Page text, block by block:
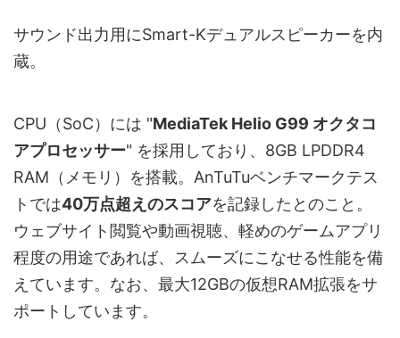
サウンド出力用にSmart-Kデュアルスピーカーを内
蔵。
CPU（SoC）には "MediaTek Helio G99 オクタコ
アプロセッサー" を採用しており、8GB LPDDR4
RAM（メモリ）を搭載。AnTuTuベンチマークテス
トでは40万点超えのスコアを記録したとのこと。
ウェブサイト閲覧や動画視聴、軽めのゲームアプリ
程度の用途であれば、スムーズにこなせる性能を備
えています。なお、最大12GBの仮想RAM拡張をサ
ポートしています。